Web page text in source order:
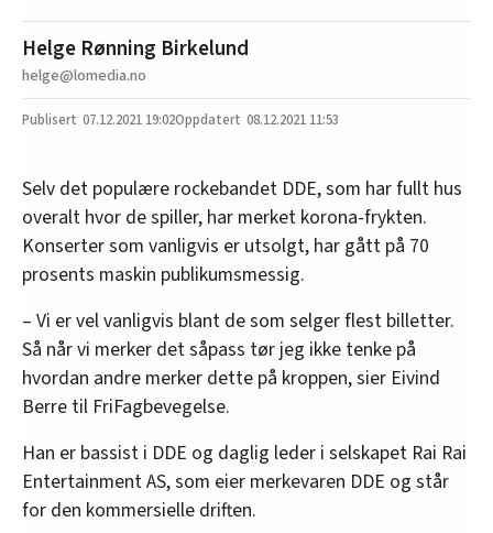
Helge Rønning Birkelund
helge@lomedia.no
07.12.2021 19:02 08.12.2021 11:53
Selv det populære rockebandet DDE, som har fullt hus
overalt hvor de spiller, har merket korona-frykten.
Konserter som vanligvis er utsolgt, har gått på 70
prosents maskin publikumsmessig.
– Vi er vel vanligvis blant de som selger flest billetter.
Så når vi merker det såpass tør jeg ikke tenke på
hvordan andre merker dette på kroppen, sier Eivind
Berre til FriFagbevegelse.
Han er bassist i DDE og daglig leder i selskapet Rai Rai
Entertainment AS, som eier merkevaren DDE og står
for den kommersielle driften.